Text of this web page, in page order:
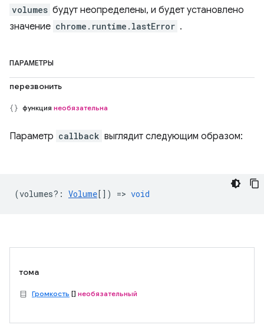
volumes будут неопределены, и будет установлено
значение chrome.runtime.lastError .
ПАРАМЕТРЫ
перезвонить
функция необязательна
Параметр callback выглядит следующим образом:
(volumes? : Volume[]) => void
тома
Громкость [] необязательный